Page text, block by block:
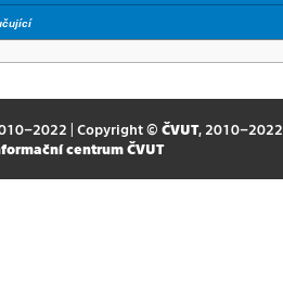
| Copyright © ČVUT, 2010–2022
centrum ČVUT